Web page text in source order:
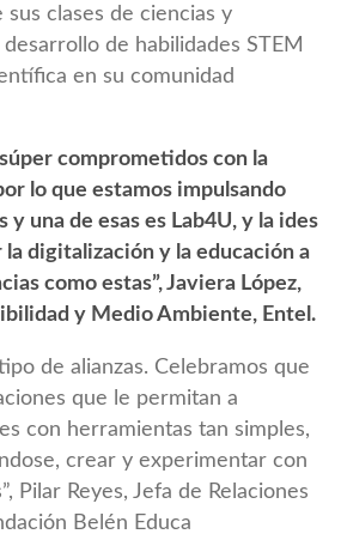
clases de ciencias y
de habilidades STEM
en su comunidad
comprometidos con la
lo que estamos impulsando
una de esas es Lab4U, y la ides
digitalización y la educación a
como estas”, Javiera López,
y Medio Ambiente, Entel.
de alianzas. Celebramos que
que le permitan a
con herramientas tan simples,
crear y experimentar con
Pilar Reyes, Jefa de Relaciones
Belén Educa